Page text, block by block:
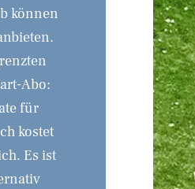
können
Abo:
für
kostet
Es ist